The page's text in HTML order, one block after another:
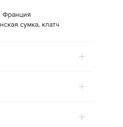
Франция
сумка, клатч